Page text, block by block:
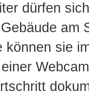
dürfen
am
können sie